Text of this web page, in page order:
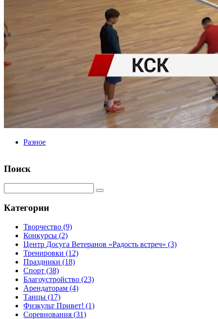
Разное
Поиск
Категории
Творчество (9)
Конкурсы (2)
Центр Досуга Ветеранов «Радость встреч» (3)
Тренировки (12)
Праздники (18)
Спорт (38)
Благоустройство (23)
Арендаторам (4)
Танцы (17)
Физкульт Привет! (1)
Соревнования (31)